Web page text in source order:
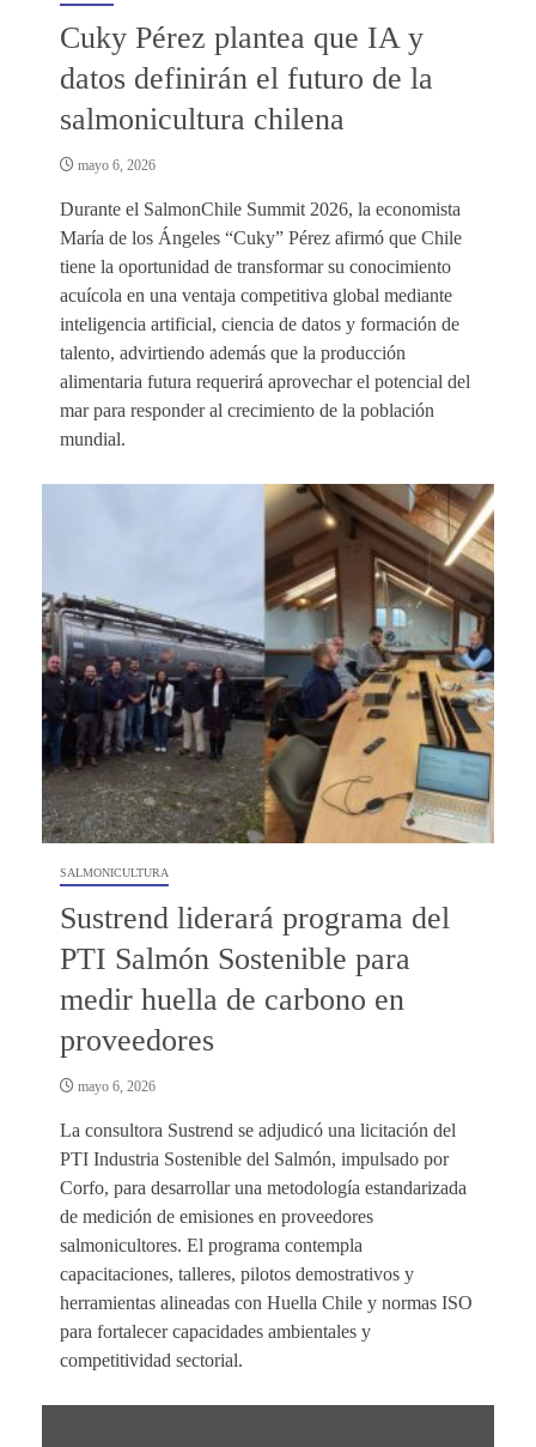
Cuky Pérez plantea que IA y
datos definirán el futuro de la
salmonicultura chilena
mayo 6, 2026
Durante el SalmonChile Summit 2026, la economista
María de los Ángeles “Cuky” Pérez afirmó que Chile
tiene la oportunidad de transformar su conocimiento
acuícola en una ventaja competitiva global mediante
inteligencia artificial, ciencia de datos y formación de
talento, advirtiendo además que la producción
alimentaria futura requerirá aprovechar el potencial del
mar para responder al crecimiento de la población
mundial.
SALMONICULTURA
Sustrend liderará programa del
PTI Salmón Sostenible para
medir huella de carbono en
proveedores
mayo 6, 2026
La consultora Sustrend se adjudicó una licitación del
PTI Industria Sostenible del Salmón, impulsado por
Corfo, para desarrollar una metodología estandarizada
de medición de emisiones en proveedores
salmonicultores. El programa contempla
capacitaciones, talleres, pilotos demostrativos y
herramientas alineadas con Huella Chile y normas ISO
para fortalecer capacidades ambientales y
competitividad sectorial.